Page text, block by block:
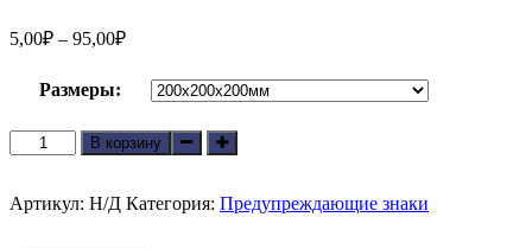
5,00₽ – 95,00₽
Размеры:
Количество
товара
знак
В корзину
Артикул: Н/Д Категория: Предупреждающие знаки